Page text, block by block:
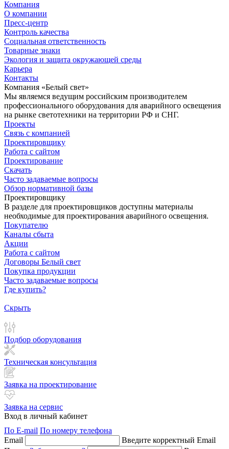
Компания
О компании
Пресс-центр
Контроль качества
Социальная ответственность
Товарные знаки
Экология и защита окружающей среды
Карьера
Контакты
Компания «Белый свет»
Мы являемся ведущим российским производителем
профессионального оборудования для аварийного освещения
на рынке светотехники на территории РФ и СНГ.
Проекты
Связь с компанией
Проектировщику
Работа с сайтом
Проектирование
Скачать
Часто задаваемые вопросы
Обзор нормативной базы
Проектировщику
В разделе для проектировщиков доступны материалы
необходимые для проектирования аварийного освещения.
Покупателю
Каналы сбыта
Акции
Работа с сайтом
Договоры Белый свет
Покупка продукции
Часто задаваемые вопросы
Где купить?
Скрыть
Подбор оборудования
Техническая консультация
Заявка на проектирование
Заявка на сервис
Вход в личный кабинет
По E-mail По номеру телефона
Email
Введите корректный Email